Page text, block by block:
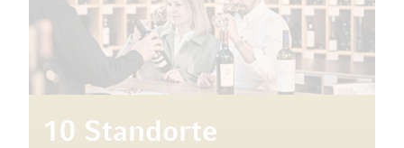
10 Standorte